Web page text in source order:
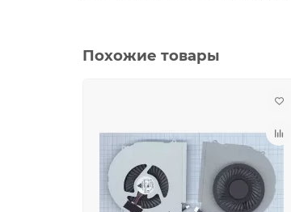
Похожие товары